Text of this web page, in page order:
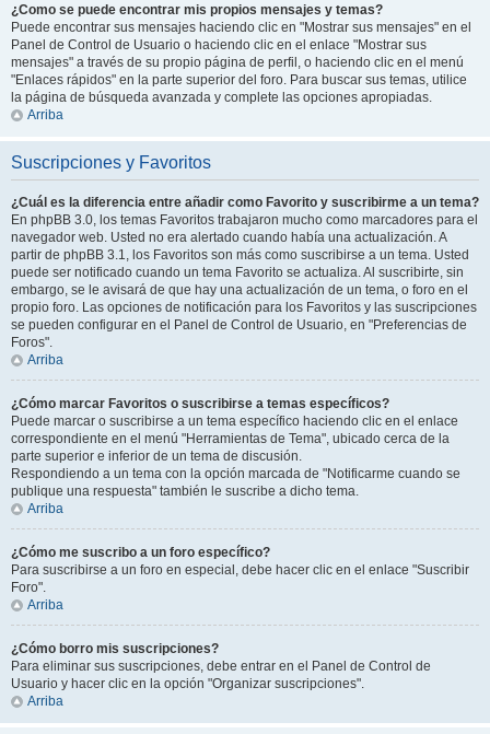
¿Como se puede encontrar mis propios mensajes y temas?
Puede encontrar sus mensajes haciendo clic en "Mostrar sus mensajes" en el
Panel de Control de Usuario o haciendo clic en el enlace "Mostrar sus
mensajes" a través de su propio página de perfil, o haciendo clic en el menú
"Enlaces rápidos" en la parte superior del foro. Para buscar sus temas, utilice
la página de búsqueda avanzada y complete las opciones apropiadas.
Arriba
Suscripciones y Favoritos
¿Cuál es la diferencia entre añadir como Favorito y suscribirme a un tema?
En phpBB 3.0, los temas Favoritos trabajaron mucho como marcadores para el
navegador web. Usted no era alertado cuando había una actualización. A
partir de phpBB 3.1, los Favoritos son más como suscribirse a un tema. Usted
puede ser notificado cuando un tema Favorito se actualiza. Al suscribirte, sin
embargo, se le avisará de que hay una actualización de un tema, o foro en el
propio foro. Las opciones de notificación para los Favoritos y las suscripciones
se pueden configurar en el Panel de Control de Usuario, en "Preferencias de
Foros".
Arriba
¿Cómo marcar Favoritos o suscribirse a temas específicos?
Puede marcar o suscribirse a un tema específico haciendo clic en el enlace
correspondiente en el menú "Herramientas de Tema", ubicado cerca de la
parte superior e inferior de un tema de discusión.
Respondiendo a un tema con la opción marcada de "Notificarme cuando se
publique una respuesta" también le suscribe a dicho tema.
Arriba
¿Cómo me suscribo a un foro específico?
Para suscribirse a un foro en especial, debe hacer clic en el enlace "Suscribir
Foro".
Arriba
¿Cómo borro mis suscripciones?
Para eliminar sus suscripciones, debe entrar en el Panel de Control de
Usuario y hacer clic en la opción "Organizar suscripciones".
Arriba